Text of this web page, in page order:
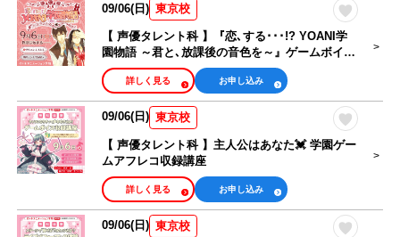
09/06(日) 東京校
【 声優タレント科 】『恋､する･･･!? YOANI学
園物語 ～君と､放課後の音色を～』ゲームボイス
収録体験
お申し込み
詳しく見る
09/06(日) 東京校
【 声優タレント科 】主人公はあなた💓 学園ゲー
ムアフレコ収録講座
お申し込み
詳しく見る
09/06(日) 東京校